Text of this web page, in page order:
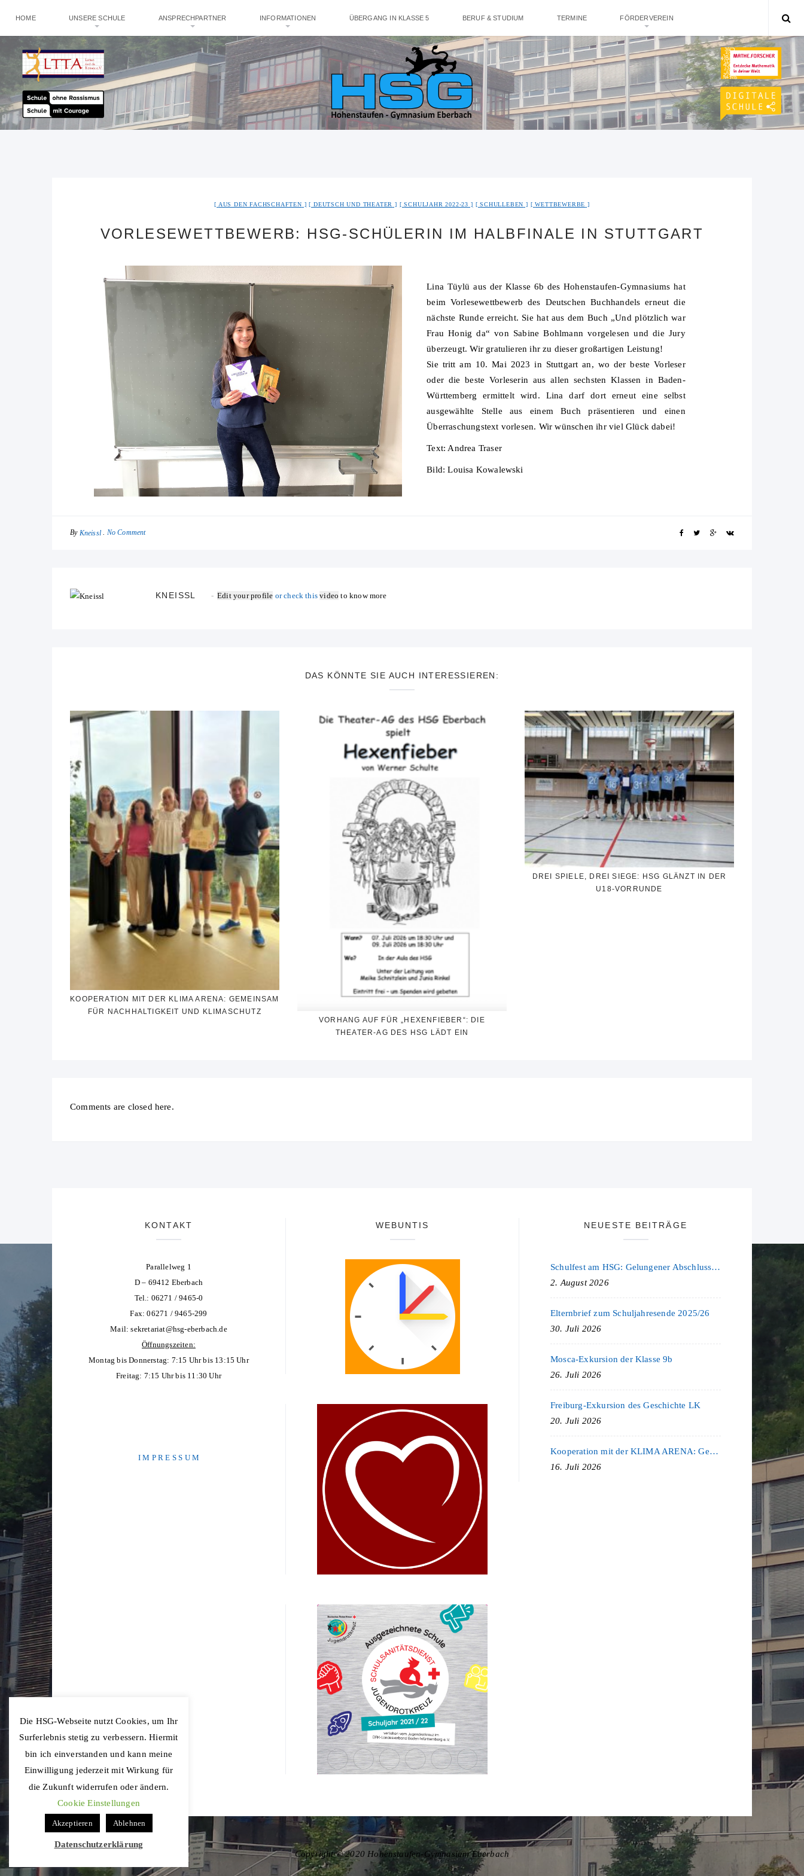
HOME UNSERE SCHULE ANSPRECHPARTNER INFORMATIONEN ÜBERGANG IN KLASSE 5 BERUF & STUDIUM TERMINE FÖRDERVEREIN
AUS DEN FACHSCHAFTEN DEUTSCH UND THEATER SCHULJAHR 2022-23 SCHULLEBEN WETTBEWERBE
VORLESEWETTBEWERB: HSG-SCHÜLERIN IM HALBFINALE IN STUTTGART
Lina Tüylü aus der Klasse 6b des Hohenstaufen-Gymnasiums hat
beim Vorlesewettbewerb des Deutschen Buchhandels erneut die
nächste Runde erreicht. Sie hat aus dem Buch „Und plötzlich war
Frau Honig da“ von Sabine Bohlmann vorgelesen und die Jury
überzeugt. Wir gratulieren ihr zu dieser großartigen Leistung!
Sie tritt am 10. Mai 2023 in Stuttgart an, wo der beste Vorleser
oder die beste Vorleserin aus allen sechsten Klassen in Baden-
Württemberg ermittelt wird. Lina darf dort erneut eine selbst
ausgewählte Stelle aus einem Buch präsentieren und einen
Überraschungstext vorlesen. Wir wünschen ihr viel Glück dabei!
Text: Andrea Traser
Bild: Louisa Kowalewski
By Kneissl No Comment
KNEISSL Edit your profile or check thisvideo to know more
DAS KÖNNTE SIE AUCH INTERESSIEREN:
KOOPERATION MIT DER KLIMA ARENA: GEMEINSAM
FÜR NACHHALTIGKEIT UND KLIMASCHUTZ
VORHANG AUF FÜR „HEXENFIEBER“: DIE
THEATER-AG DES HSG LÄDT EIN
DREI SPIELE, DREI SIEGE: HSG GLÄNZT IN DER
U18-VORRUNDE
Comments are closed here.
KONTAKT
Parallelweg 1
D – 69412 Eberbach
Tel.: 06271 / 9465-0
Fax: 06271 / 9465-299
Mail:sekretariat@hsg-eberbach.de
Öffnungszeiten:
Montag bis Donnerstag: 7:15 Uhr bis 13:15 Uhr
Freitag: 7:15 Uhr bis 11:30 Uhr
I M P R E S S U M
WEBUNTIS NEUESTE BEITRÄGE
Schulfest am HSG: Gelungener Abschluss eines ereignisreichen Schuljahres
2. August 2026
Elternbrief zum Schuljahresende 2025/26
30. Juli 2026
Mosca-Exkursion der Klasse 9b
26. Juli 2026
Freiburg-Exkursion des Geschichte LK
20. Juli 2026
Kooperation mit der KLIMA ARENA: Gemeinsam für Nachhaltigkeit und Klimaschutz
16. Juli 2026
Copyright © 2020 Hohenstaufen-Gymnasium Eberbach
Die HSG-Webseite nutzt Cookies, um Ihr
Surferlebnis stetig zu verbessern. Hiermit
bin ich einverstanden und kann meine
Einwilligung jederzeit mit Wirkung für
die Zukunft widerrufen oder ändern.
Cookie Einstellungen
Akzeptieren Ablehnen
Datenschutzerklärung